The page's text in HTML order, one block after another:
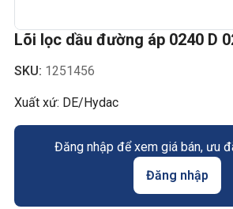
Lõi lọc dầu đường áp 0240 D
SKU: 1251456
Xuất xứ: DE/Hydac
Đăng nhập để xem giá bán, ưu
Đăng nhập